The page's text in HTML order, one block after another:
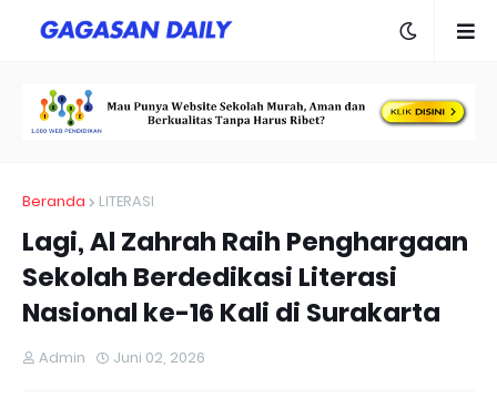
Beranda LITERASI
Lagi, Al Zahrah Raih Penghargaan
Sekolah Berdedikasi Literasi
Nasional ke-16 Kali di Surakarta
Admin Juni 02, 2026